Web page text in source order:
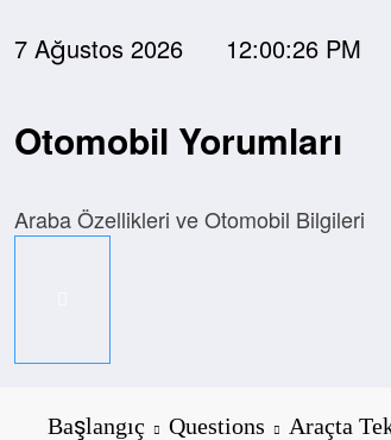
atla7 Ağustos 2026 12:00:27 PM
Otomobil Yorumları
Araba Özellikleri ve Otomobil Bilgileri
Başlangıç Questions Araçta